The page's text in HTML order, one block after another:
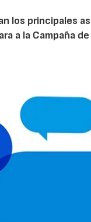
los principales
a la Campaña